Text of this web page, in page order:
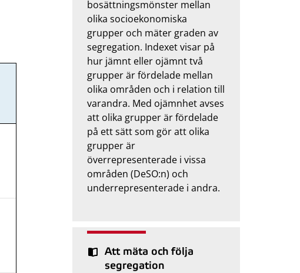
bosättningsmönster mellan
olika socioekonomiska
grupper och mäter graden av
segregation. Indexet visar på
hur jämnt eller ojämnt två
grupper är fördelade mellan
olika områden och i relation till
varandra. Med ojämnhet avses
att olika grupper är fördelade
på ett sätt som gör att olika
grupper är
överrepresenterade i vissa
områden (DeSO:n) och
underrepresenterade i andra.
Att mäta och följa
segregation